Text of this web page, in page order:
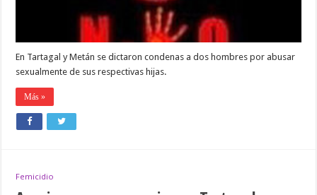
En Tartagal y Metán se dictaron condenas a dos hombres por abusar
sexualmente de sus respectivas hijas.
Más »
Femicidio